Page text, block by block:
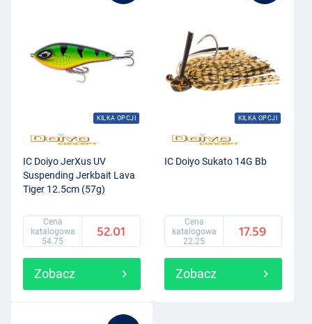
KILKA OPCJI
IC Doiyo JerXus UV
Suspending Jerkbait Lava
Tiger 12.5cm (57g)
Cena
katalogowa
54.75
52.01
Zobacz
KILKA OPCJI
IC Doiyo Sukato 14G Bb
Cena
katalogowa
22.25
17.59
Zobacz